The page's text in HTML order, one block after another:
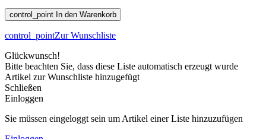
control_point In den Warenkorb
control_pointZur Wunschliste
Glückwunsch!
Bitte beachten Sie, dass diese Liste automatisch erzeugt wurde
Artikel zur Wunschliste hinzugefügt
Schließen
Einloggen
Sie müssen eingeloggt sein um Artikel einer Liste hinzuzufügen